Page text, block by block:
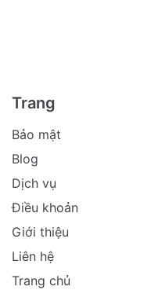
Trang
Bảo mật
Blog
Dịch vụ
Điều khoản
Giới thiệu
Liên hệ
Trang chủ